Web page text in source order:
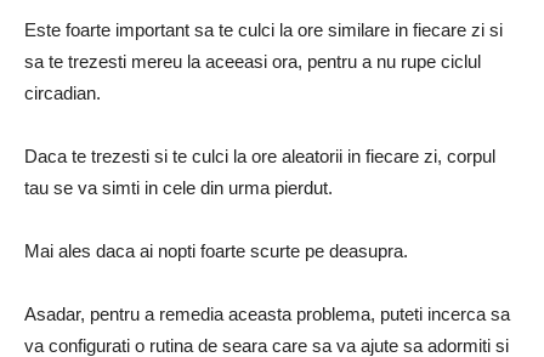
Este foarte important sa te culci la ore similare in fiecare zi si
sa te trezesti mereu la aceeasi ora, pentru a nu rupe ciclul
circadian.
Daca te trezesti si te culci la ore aleatorii in fiecare zi, corpul
tau se va simti in cele din urma pierdut.
Mai ales daca ai nopti foarte scurte pe deasupra.
Asadar, pentru a remedia aceasta problema, puteti incerca sa
va configurati o rutina de seara care sa va ajute sa adormiti si